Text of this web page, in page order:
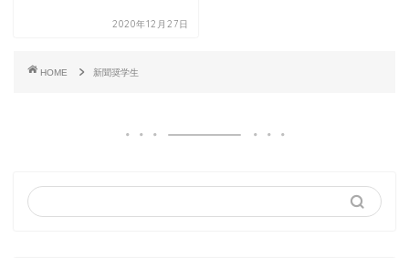
2020年12月27日
HOME 新聞奨学生